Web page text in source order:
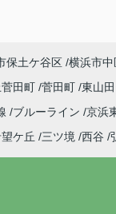
保土ケ谷区 横浜市中
菅田町 菅田町 東山田
ブルーライン 京浜
ケ丘 三ツ境 西谷